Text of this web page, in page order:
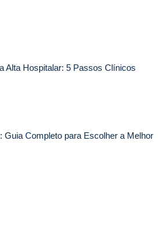
Alta Hospitalar: 5 Passos Clínicos
Guia Completo para Escolher a Melhor